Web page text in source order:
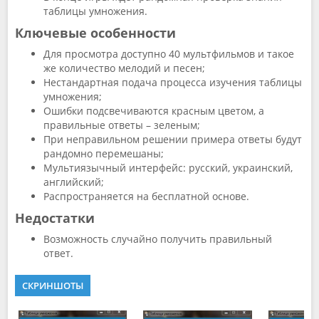
таблицы умножения.
Ключевые особенности
Для просмотра доступно 40 мультфильмов и такое
же количество мелодий и песен;
Нестандартная подача процесса изучения таблицы
умножения;
Ошибки подсвечиваются красным цветом, а
правильные ответы – зеленым;
При неправильном решении примера ответы будут
рандомно перемешаны;
Мультиязычный интерфейс: русский, украинский,
английский;
Распространяется на бесплатной основе.
Недостатки
Возможность случайно получить правильный
ответ.
СКРИНШОТЫ